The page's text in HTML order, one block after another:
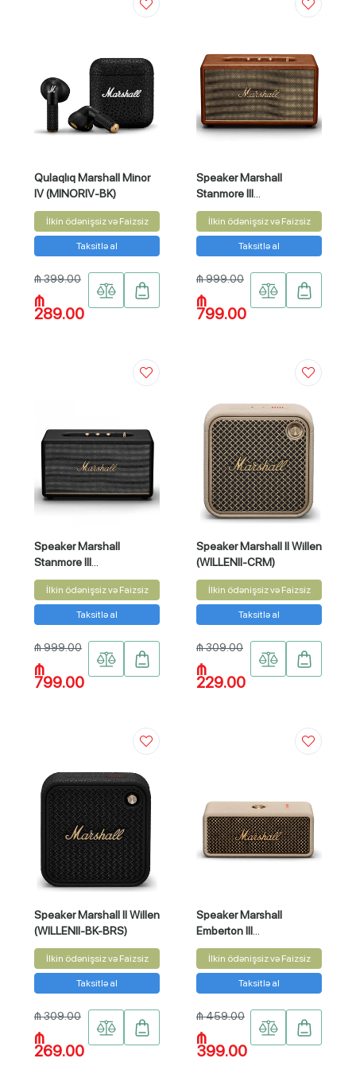
Qulaqlıq Marshall Minor
IV (MINORIV-BK)
İlkin ödənişsiz və Faizsiz
Taksitlə al
₼ 399.00
₼
289.00
Speaker Marshall
Stanmore III
(STANMOREIII-BR)
İlkin ödənişsiz və Faizsiz
Taksitlə al
₼ 999.00
₼
799.00
Speaker Marshall
Stanmore III
(STANMOREIII-BK)
İlkin ödənişsiz və Faizsiz
Taksitlə al
₼ 999.00
₼
799.00
Speaker Marshall II Willen
(WILLENII-CRM)
İlkin ödənişsiz və Faizsiz
Taksitlə al
₼ 309.00
₼
229.00
Speaker Marshall II Willen
(WILLENII-BK-BRS)
İlkin ödənişsiz və Faizsiz
Taksitlə al
₼ 309.00
₼
269.00
Speaker Marshall
Emberton III
(EMBERTONIII-CREAM)
İlkin ödənişsiz və Faizsiz
Taksitlə al
₼ 459.00
₼
399.00